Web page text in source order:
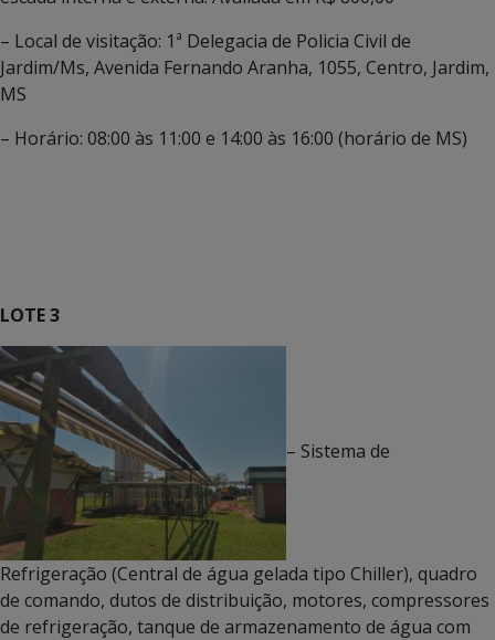
– Local de visitação: 1ª Delegacia de Policia Civil de
Jardim/Ms, Avenida Fernando Aranha, 1055, Centro, Jardim,
MS
– Horário: 08:00 às 11:00 e 14:00 às 16:00 (horário de MS)
LOTE 3
– Sistema de
Refrigeração (Central de água gelada tipo Chiller), quadro
de comando, dutos de distribuição, motores, compressores
de refrigeração, tanque de armazenamento de água com